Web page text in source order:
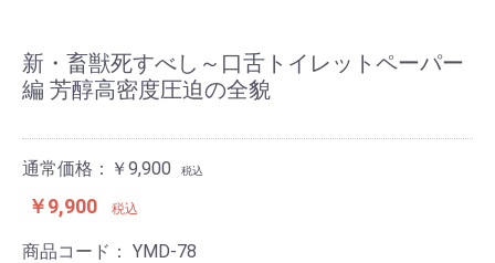
新・畜獣死すべし～口舌トイレットペーパー
編 芳醇高密度圧迫の全貌
通常価格：￥9,900 税込
￥9,900 税込
商品コード： YMD-78